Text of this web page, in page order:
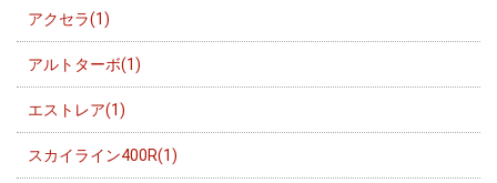
アクセラ(1)
アルトターボ(1)
エストレア(1)
スカイライン400R(1)